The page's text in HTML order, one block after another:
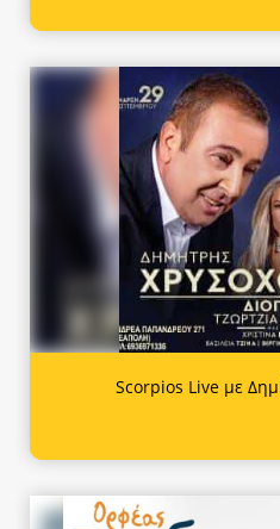
Scorpios Live με